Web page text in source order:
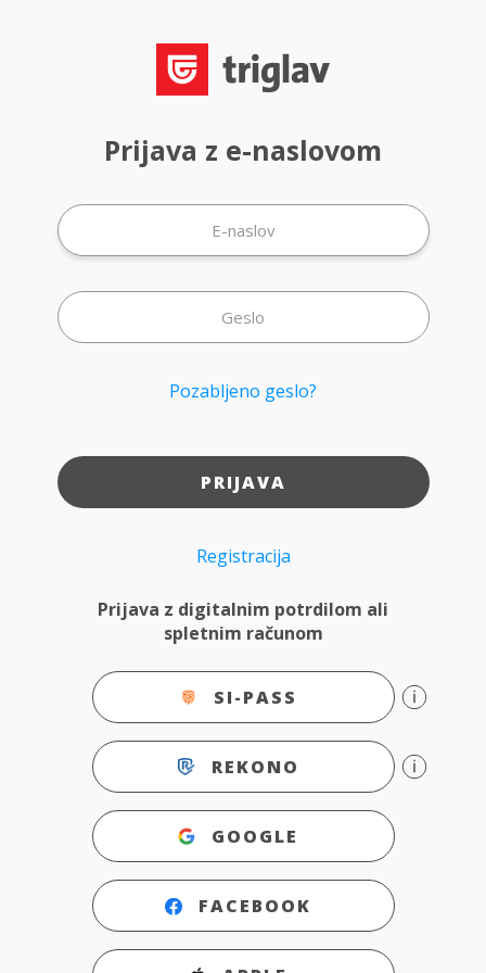
Prijava z digitalnim potrdilom ali
spletnim računom
SI-PASS
REKONO
GOOGLE
FACEBOOK
Prijava z e-naslovom
Pozabljeno geslo?
PRIJAVA
Registracija